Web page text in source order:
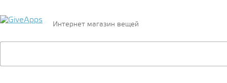
Интернет магазин вещей